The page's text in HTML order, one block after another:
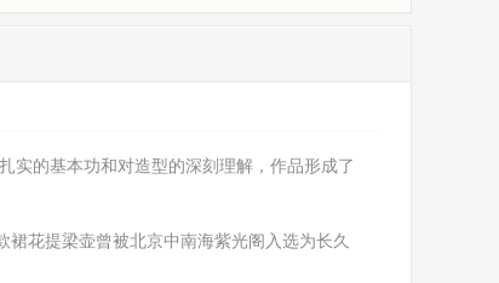
实的基本功和对造型的深刻理解，作品形成了
裙花提梁壶曾被北京中南海紫光阁入选为长久